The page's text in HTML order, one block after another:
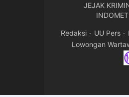
JEJAK
Redaksi UU Pers
Lowongan